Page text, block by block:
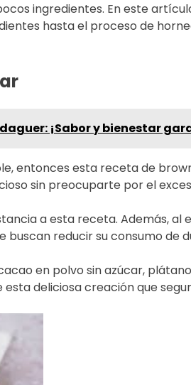
ingredientes. En este
hasta el proceso de
¡Sabor y bienestar
entonces esta receta de
sin preocuparte por el
a esta receta. Además,
reducir su consumo de
en polvo sin azúcar,
deliciosa creación que